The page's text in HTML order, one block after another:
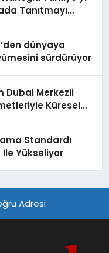
Tanıtmayı
dünyaya
sürdürüyor
Dubai Merkezli
Küresel
Standardı
Yükseliyor
Adresi